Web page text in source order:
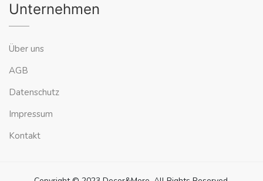
Unternehmen
Über uns
AGB
Datenschutz
Impressum
Kontakt